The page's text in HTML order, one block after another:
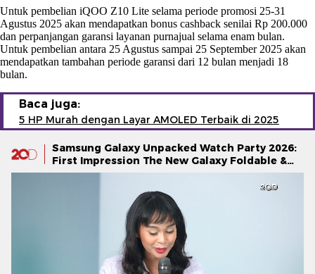
Untuk pembelian iQOO Z10 Lite selama periode promosi 25-31
Agustus 2025 akan mendapatkan bonus cashback senilai Rp 200.000
dan perpanjangan garansi layanan purnajual selama enam bulan.
Untuk pembelian antara 25 Agustus sampai 25 September 2025 akan
mendapatkan tambahan periode garansi dari 12 bulan menjadi 18
bulan.
Baca juga:
5 HP Murah dengan Layar AMOLED Terbaik di 2025
Samsung Galaxy Unpacked Watch Party 2026:
First Impression The New Galaxy Foldable &
Galaxy Watch Series